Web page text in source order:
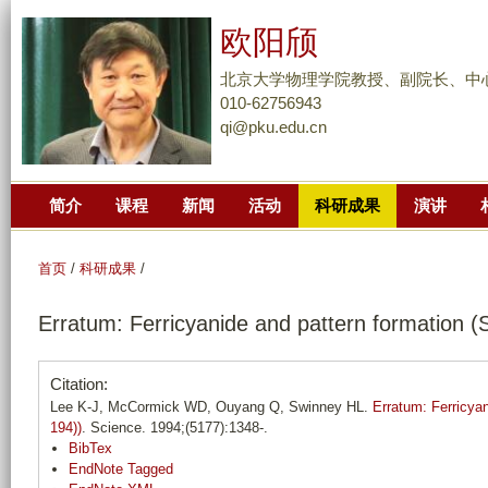
到
主
分
欧阳颀
北京大学物理学院教授、副院长、中
010-62756943
qi@pku.edu.cn
简介 课程 新闻 活动 科研成果 演讲
首页 / 科研成果 /
Erratum: Ferricyanide and pattern formation
Citation:
Lee K-J, McCormick WD, Ouyang Q, Swinney HL. Erratum:
194)). Science. 1994;(5177):1348-.
BibTex
EndNote Tagged